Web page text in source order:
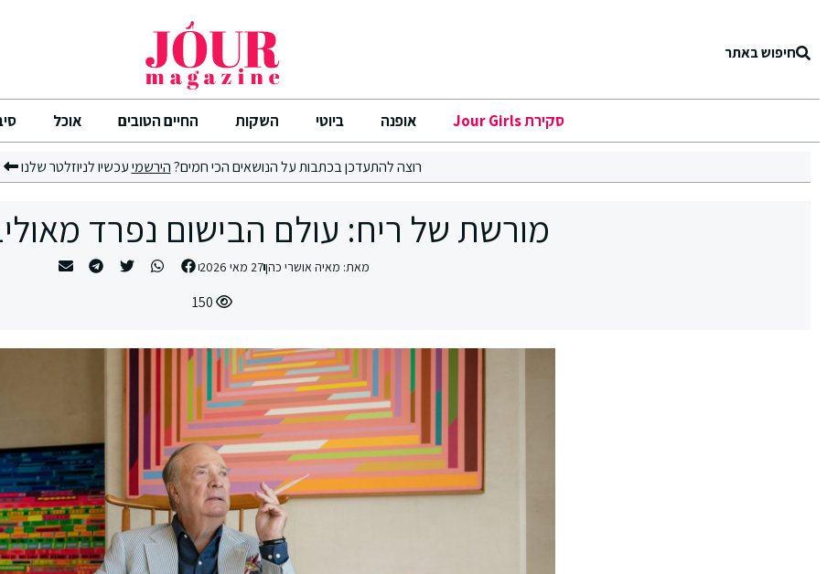
חיפוש באתר
סקירת Jour Girls אופנה ביוטי השקות החיים הטובים אוכל
רוצה להתעדכן בכתבות על הנושאים הכי חמים?הירשמיעכשיו לניוזלטר שלנו
מורשת של ריח: עולם הבישום נפרד
מאת: מאיה אושרי כהן27 מאי 2026